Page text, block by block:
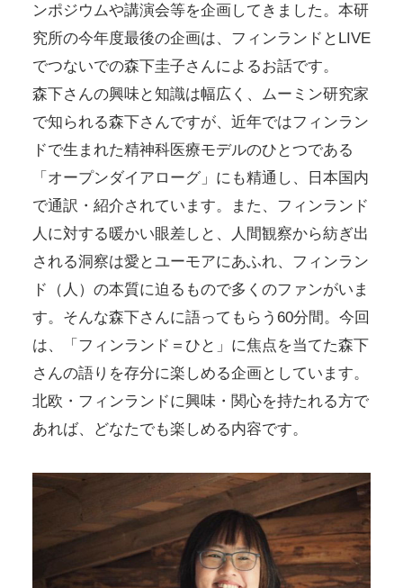
ンポジウムや講演会等を企画してきました。本研
究所の今年度最後の企画は、フィンランドとLIVE
でつないでの森下圭子さんによるお話です。
森下さんの興味と知識は幅広く、ムーミン研究家
で知られる森下さんですが、近年ではフィンラン
ドで生まれた精神科医療モデルのひとつである
「オープンダイアローグ」にも精通し、日本国内
で通訳・紹介されています。また、フィンランド
人に対する暖かい眼差しと、人間観察から紡ぎ出
される洞察は愛とユーモアにあふれ、フィンラン
ド（人）の本質に迫るもので多くのファンがいま
す。そんな森下さんに語ってもらう60分間。今回
は、「フィンランド＝ひと」に焦点を当てた森下
さんの語りを存分に楽しめる企画としています。
北欧・フィンランドに興味・関心を持たれる方で
あれば、どなたでも楽しめる内容です。